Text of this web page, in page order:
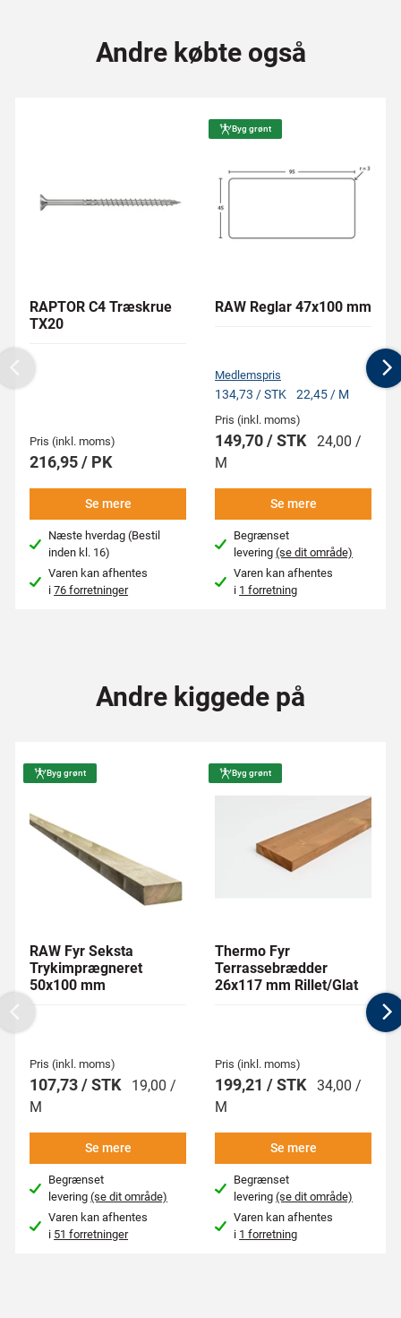
Andre købte også
RAPTOR C4 Træskrue
TX20
Pris (inkl. moms)
216,95 / PK
Se mere
Næste hverdag (Bestil
inden kl. 16)
Varen kan afhentes
i76 forretninger
Byg grønt
RAW Reglar 47x100 mm
Medlemspris
134,73 / STK 22,45 / M
Pris (inkl. moms)
149,70 / STK 24,00 /
M
Se mere
Begrænset
levering(se dit område)
Varen kan afhentes
i 1 forretning
Previous
Andre kiggede på
Byg grønt
RAW Fyr Seksta
Trykimprægneret
50x100 mm
Pris (inkl. moms)
107,73 / STK
19,00 /
M
Se mere
Begrænset
levering(se dit område)
Varen kan afhentes
i 51 forretninger
Byg grønt
Thermo Fyr
Terrassebrædder
26x117 mm Rillet/Glat
Pris (inkl. moms)
199,21 / STK 34,00 /
M
Se mere
Begrænset
levering(se dit område)
Varen kan afhentes
i 1 forretning
Previous